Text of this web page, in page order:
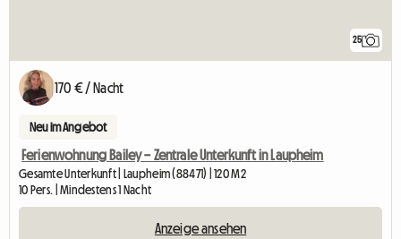
25
170 € / Nacht
Neu im Angebot
Ferienwohnung Bailey – Zentrale Unterkunft in Laupheim
Gesamte Unterkunft | Laupheim (88471) | 120 M2
10 Pers. | Mindestens 1 Nacht
Anzeige ansehen